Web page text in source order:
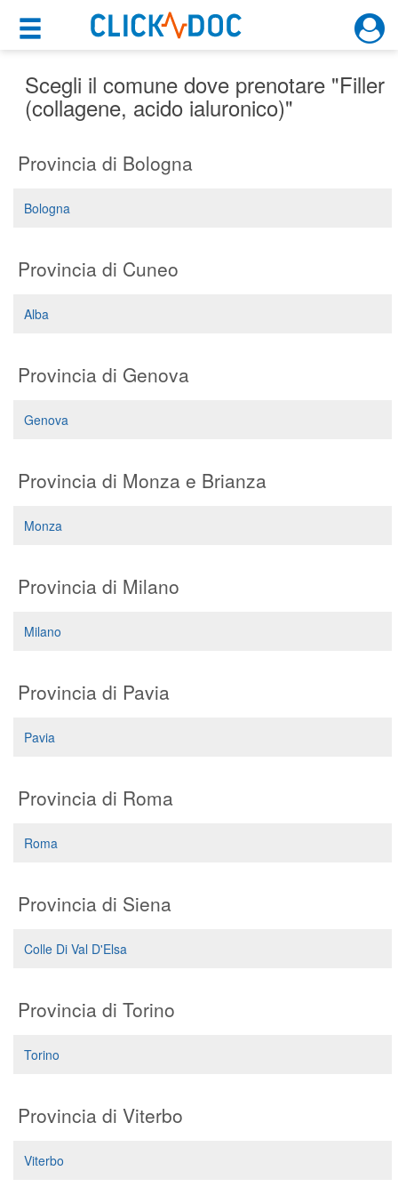
×
Motore di ricerca
×
Cosa possiamo offrirti
Prenota una visita
Ricerca specialisti
(su medicitalia.it)
Per gli specialisti
Planner e rubrica in cloud
Segreteria virtuale
Scegli il comune dove prenotare "Filler
(collagene, acido ialuronico)"
Provincia di Bologna
Bologna
Provincia di Cuneo
Alba
Provincia di Genova
Genova
Provincia di Monza e Brianza
Monza
Provincia di Milano
Milano
Provincia di Pavia
Pavia
Provincia di Roma
Roma
Provincia di Siena
Colle Di Val D'Elsa
Provincia di Torino
Torino
Provincia di Viterbo
Viterbo